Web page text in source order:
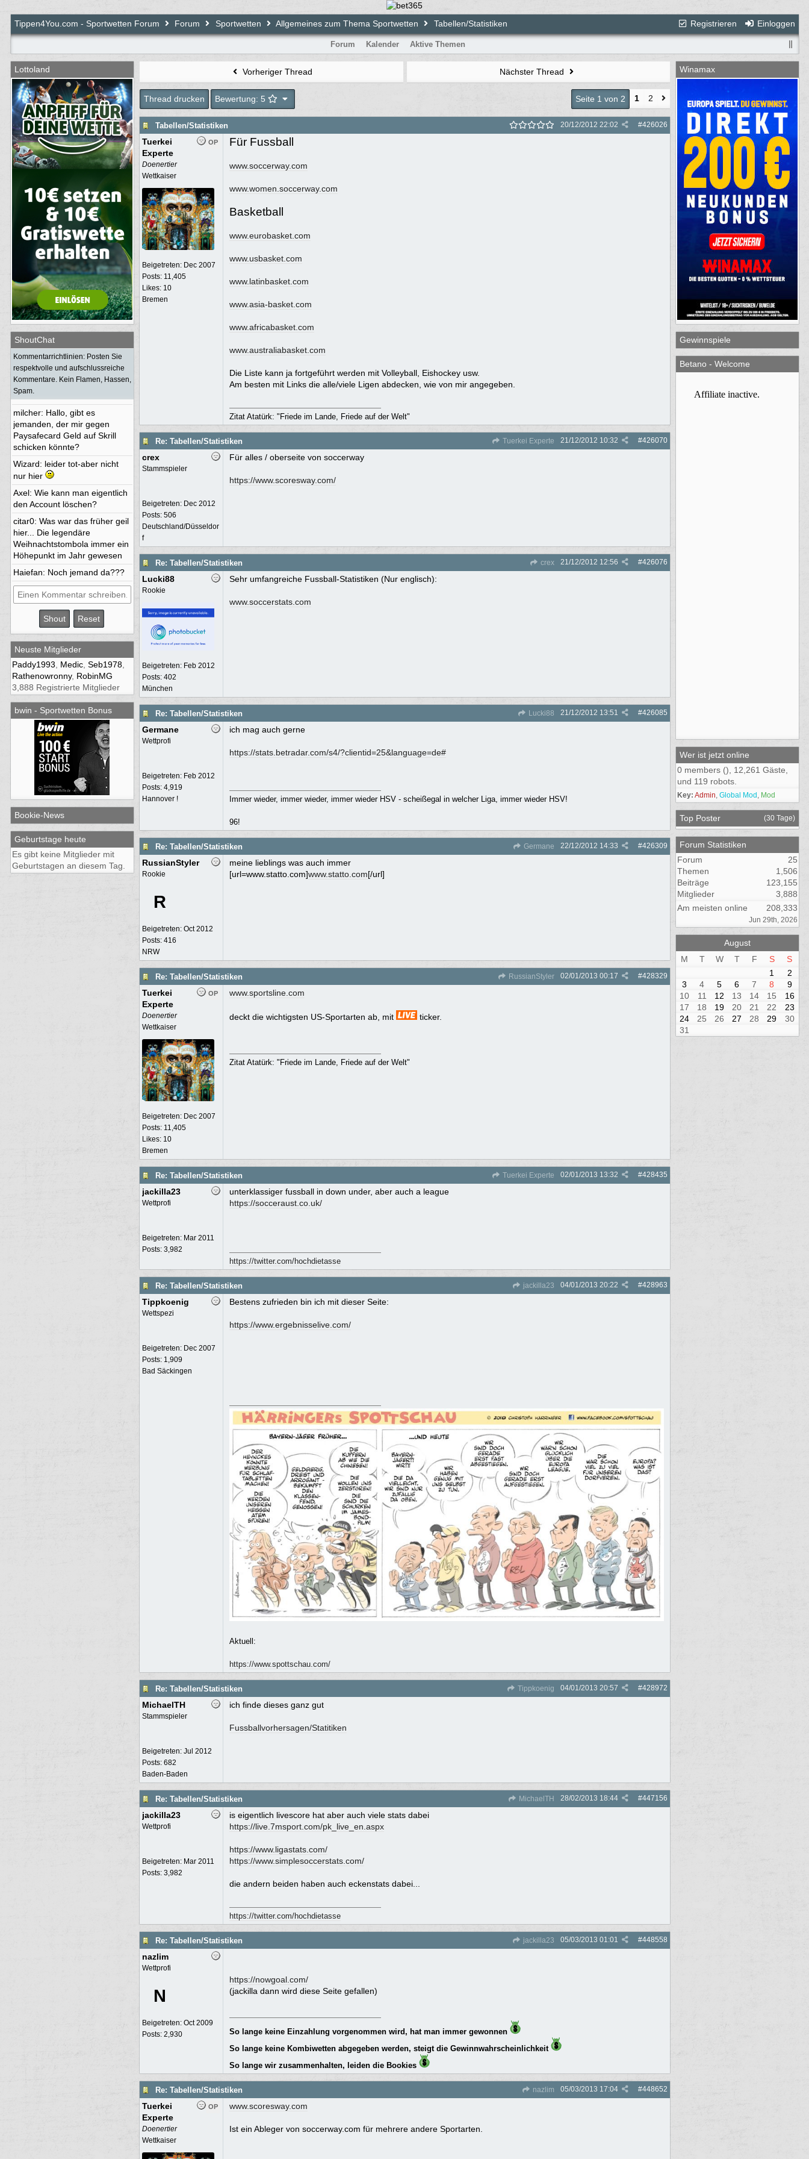
Registrieren Einloggen
Tippen4You.com - Sportwetten Forum Forum Sportwetten Allgemeines zum Thema Sportwetten Tabellen/Statistiken
Forum Kalender Aktive Themen
Lottoland
ShoutChat
Kommentarrichtlinien: Posten Sie
respektvolle und aufschlussreiche
Kommentare. Kein Flamen, Hassen,
Spam.
toubi:
Wizard:
toubi:
toubi:
Bamm Bamm:
toubi:
Bamm Bamm:
:
: Frohes neues Jahr Euch
BjoernT4Y:
grottenoli: geht hier nochmal
was ?
Bamm Bamm
milcher: Hallo, gibt es
jemanden, der mir gegen
Paysafecard Geld auf Skrill
schicken könnte?
Wizard: leider tot-aber nicht
nur hier
Axel: Wie kann man eigentlich
den Account löschen?
citar0: Was war das früher geil
hier... Die legendäre
Weihnachtstombola immer ein
Höhepunkt im Jahr gewesen
Haiefan: Noch jemand da???
Neuste Mitglieder
Paddy1993
Medic, Seb1978,
Rathenowronny, RobinMG
3,888 Registrierte Mitglieder
bwin - Sportwetten Bonus
Bookie-News
Geburtstage heute
Es gibt keine Mitglieder mit
Geburtstagen an diesem Tag.
Vorheriger Thread Nächster Thread
Thread drucken Bewertung: 5 Seite 1 von 2 1 2
Tabellen/Statistiken #426026
20/12/2012 22:02
OP
Tuerkei
Experte
Doenertier
Wettkaiser
Beigetreten: Dec 2007
Posts: 11,405
Likes: 10
Bremen
Für Fussball
www.soccerway.com
www.women.soccerway.com
Basketball
www.eurobasket.com
www.usbasket.com
www.latinbasket.com
www.asia-basket.com
www.africabasket.com
www.australiabasket.com
Die Liste kann ja fortgeführt werden mit Volleyball, Eishockey usw.
Am besten mit Links die alle/viele Ligen abdecken, wie von mir angegeben.
Zitat Atatürk: "Friede im Lande, Friede auf der Welt"
Re: Tabellen/Statistiken Tuerkei Experte #426070
21/12/2012 10:32
crex
Stammspieler
Beigetreten: Dec 2012
Posts: 506
Deutschland/Düsseldor
f
Für alles / oberseite von soccerway
https://www.scoresway.com/
Re: Tabellen/Statistiken crex #426076
21/12/2012 12:56
Lucki88
Rookie
Beigetreten: Feb 2012
Posts: 402
München
Sehr umfangreiche Fussball-Statistiken (Nur englisch):
www.soccerstats.com
Re: Tabellen/Statistiken Lucki88 #426085
21/12/2012 13:51
Germane
Wettprofi
Beigetreten: Feb 2012
Posts: 4,919
Hannover !
ich mag auch gerne
https://stats.betradar.com/s4/?clientid=25&language=de#
Immer wieder, immer wieder, immer wieder HSV - scheißegal in welcher Liga, immer wieder HSV!
96!
Re: Tabellen/Statistiken Germane #426309
22/12/2012 14:33
RussianStyler
Rookie
R
Beigetreten: Oct 2012
Posts: 416
NRW
meine lieblings was auch immer
[url=www.statto.com]www.statto.com[/url]
Re: Tabellen/Statistiken RussianStyler #428329
02/01/2013 00:17
OP
Tuerkei
Experte
Doenertier
Wettkaiser
Beigetreten: Dec 2007
Posts: 11,405
Likes: 10
Bremen
www.sportsline.com
deckt die wichtigsten US-Sportarten ab, mit ticker.
Zitat Atatürk: "Friede im Lande, Friede auf der Welt"
Re: Tabellen/Statistiken Tuerkei Experte #428435
02/01/2013 13:32
jackilla23
Wettprofi
Beigetreten: Mar 2011
Posts: 3,982
unterklassiger fussball in down under, aber auch a league
https://socceraust.co.uk/
https://twitter.com/hochdietasse
Re: Tabellen/Statistiken jackilla23 #428963
04/01/2013 20:22
Tippkoenig
Wettspezi
Beigetreten: Dec 2007
Posts: 1,909
Bad Säckingen
Bestens zufrieden bin ich mit dieser Seite:
https://www.ergebnisselive.com/
Aktuell:
https://www.spottschau.com/
Re: Tabellen/Statistiken Tippkoenig #428972
04/01/2013 20:57
MichaelTH
Stammspieler
Beigetreten: Jul 2012
Posts: 682
Baden-Baden
ich finde dieses ganz gut
Fussballvorhersagen/Statitiken
Re: Tabellen/Statistiken MichaelTH #447156
28/02/2013 18:44
jackilla23
Wettprofi
Beigetreten: Mar 2011
Posts: 3,982
is eigentlich livescore hat aber auch viele stats dabei
https://live.7msport.com/pk_live_en.aspx
https://www.ligastats.com/
https://www.simplesoccerstats.com/
die andern beiden haben auch eckenstats dabei...
https://twitter.com/hochdietasse
Re: Tabellen/Statistiken jackilla23 #448558
05/03/2013 01:01
nazlim
Wettprofi
N
Beigetreten: Oct 2009
Posts: 2,930
https://nowgoal.com/
(jackilla dann wird diese Seite gefallen)
So lange keine Einzahlung vorgenommen wird, hat man immer gewonnen
So lange keine Kombiwetten abgegeben werden, steigt die Gewinnwahrscheinlichkeit
So lange wir zusammenhalten, leiden die Bookies
Re: Tabellen/Statistiken nazlim #448652
05/03/2013 17:04
OP
Tuerkei
Experte
Doenertier
Wettkaiser
www.scoresway.com
Ist ein Ableger von soccerway.com für mehrere andere Sportarten.
Winamax
Gewinnspiele
Betano - Welcome
Wer ist jetzt online
0 members (), 12,261 Gäste,
und 119 robots.
Key: Admin, Global Mod , Mod
Top Poster (30 Tage)
Forum Statistiken
Forum
25
Themen
1,506
Beiträge
123,155
Mitglieder
3,888
Am meisten online
208,333
Jun 29th, 2026
August
M
T W T F S
S
1
2
3
4 5 6 7 8
9
10
11 12 13 14 15
16
17
18 19 20 21 22
23
24
25 26 27 28 29
30
31